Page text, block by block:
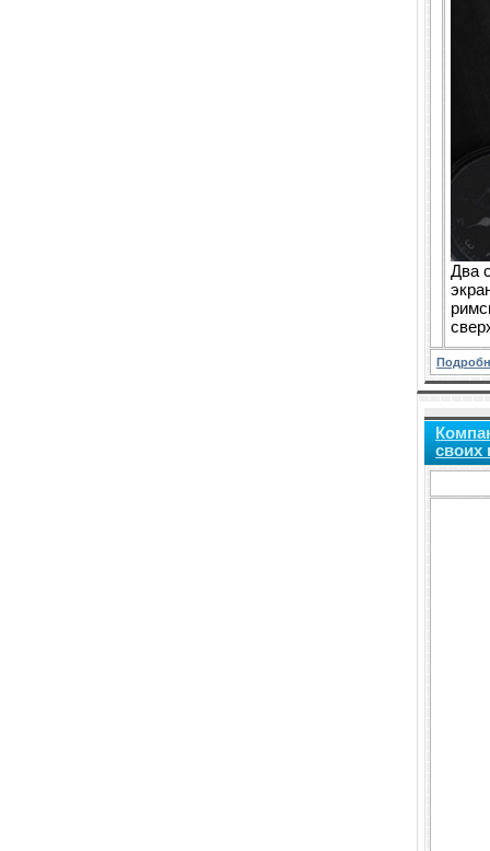
Два
своих